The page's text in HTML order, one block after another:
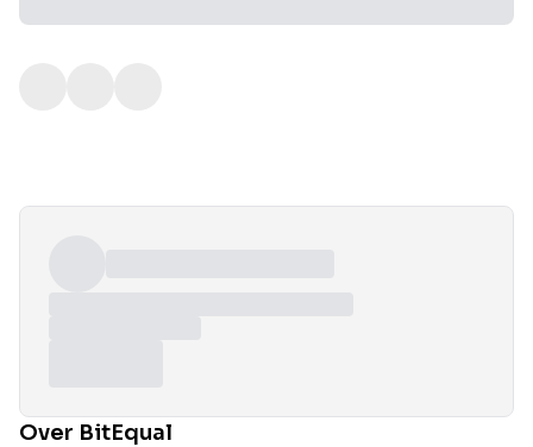
Over BitEqual